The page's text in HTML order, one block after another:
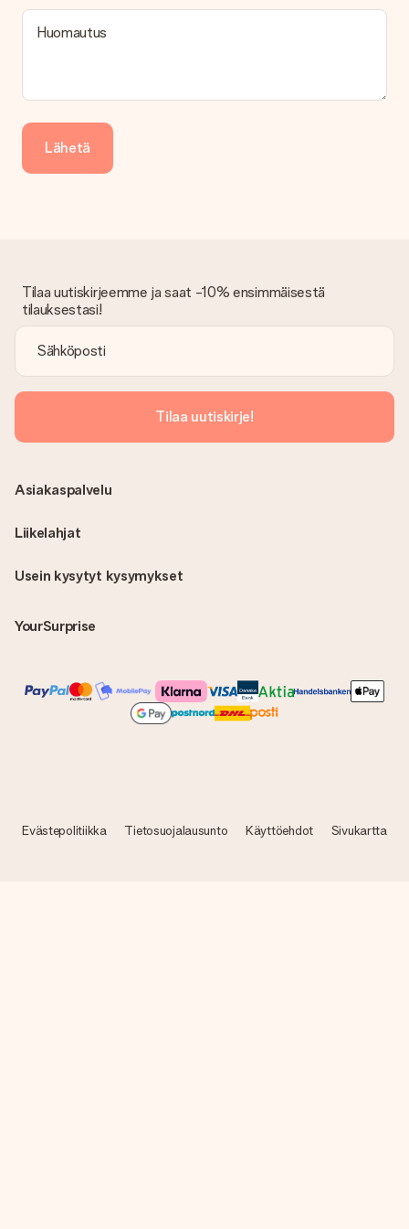
Kuinka voin maksaa tilaukseni?
Tarjoamme seuraavat maksutavat: iDeal, Paypal, luottokortti,
Saapunut lahja
Entä jos lahja ei ole täysin mieleeni?
Olemme syvästi pahoillamme, että lahjasi ei ole sinun mielesi
Tämä tarkoittaa sitä, että lahja toimitetaan suoraan
vastaanottajalle, mikä tekee siitä todellisen yllätyksen!
Huomautus
Lähetä
Tilaa uutiskirjeemme ja saat -10% ensimmäisestä
tilauksestasi!
Tilaa uutiskirje!
Usein kysytyt kysymykset
YourSurprise
Asiakaspalvelu
Liikelahjat
Evästepolitiikka Tietosuojalausunto Käyttöehdot Sivukartta